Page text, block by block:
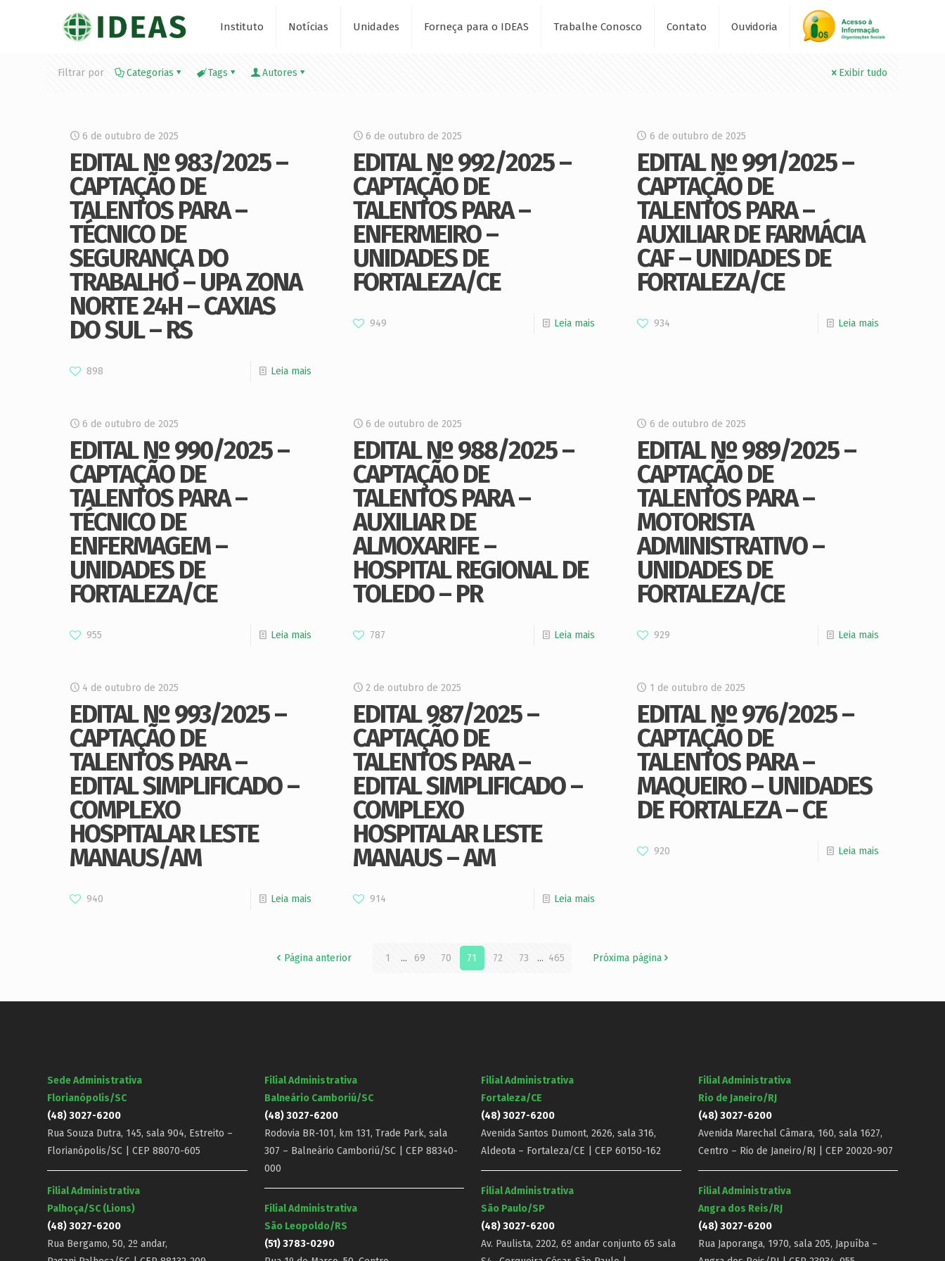
Instituto Notícias Unidades Forneça para o IDEAS Trabalhe Conosco Contato Ouvidoria
Filtrar por Categorias Tags Autores Exibir tudo
6 de outubro de 2025
EDITAL Nº 983/2025 –
CAPTAÇÃO DE
TALENTOS PARA –
TÉCNICO DE
SEGURANÇA DO
TRABALHO – UPA ZONA
NORTE 24H – CAXIAS
DO SUL – RS
898 Leia mais
6 de outubro de 2025
EDITAL Nº 992/2025 –
CAPTAÇÃO DE
TALENTOS PARA –
ENFERMEIRO –
UNIDADES DE
FORTALEZA/CE
949 Leia mais
6 de outubro de 2025
EDITAL Nº 991/2025 –
CAPTAÇÃO DE
TALENTOS PARA –
AUXILIAR DE FARMÁCIA
CAF – UNIDADES DE
FORTALEZA/CE
934 Leia mais
6 de outubro de 2025
EDITAL Nº 990/2025 –
CAPTAÇÃO DE
TALENTOS PARA –
TÉCNICO DE
ENFERMAGEM –
UNIDADES DE
FORTALEZA/CE
955 Leia mais
6 de outubro de 2025
EDITAL Nº 988/2025 –
CAPTAÇÃO DE
TALENTOS PARA –
AUXILIAR DE
ALMOXARIFE –
HOSPITAL REGIONAL DE
TOLEDO – PR
787 Leia mais
6 de outubro de 2025
EDITAL Nº 989/2025 –
CAPTAÇÃO DE
TALENTOS PARA –
MOTORISTA
ADMINISTRATIVO –
UNIDADES DE
FORTALEZA/CE
929 Leia mais
4 de outubro de 2025
EDITAL Nº 993/2025 –
CAPTAÇÃO DE
TALENTOS PARA –
EDITAL SIMPLIFICADO –
COMPLEXO
HOSPITALAR LESTE
MANAUS/AM
940 Leia mais
2 de outubro de 2025
EDITAL 987/2025 –
CAPTAÇÃO DE
TALENTOS PARA –
EDITAL SIMPLIFICADO –
COMPLEXO
HOSPITALAR LESTE
MANAUS – AM
914 Leia mais
1 de outubro de 2025
EDITAL Nº 976/2025 –
CAPTAÇÃO DE
TALENTOS PARA –
MAQUEIRO – UNIDADES
DE FORTALEZA – CE
920 Leia mais
Página anterior 1 ... 69 70 71 72 73 ... 465 Próxima página
Sede Administrativa
Florianópolis/SC
(48) 3027-6200
Rua Souza Dutra, 145, sala 904, Estreito –
Florianópolis/SC | CEP 88070-605
Filial Administrativa
Palhoça/SC (Lions)
(48) 3027-6200
Rua Bergamo, 50, 2º andar,
Filial Administrativa
Balneário Camboriú/SC
(48) 3027-6200
Rodovia BR-101, km 131, Trade Park, sala
307 – Balneário Camboriú/SC | CEP 88340-
000
Filial Administrativa
São Leopoldo/RS
(51) 3783-0290
Filial Administrativa
Fortaleza/CE
(48) 3027-6200
Avenida Santos Dumont, 2626, sala 316,
Aldeota – Fortaleza/CE | CEP 60150-162
Filial Administrativa
São Paulo/SP
(48) 3027-6200
Av. Paulista, 2202, 6º andar conjunto 65 sala
Filial Administrativa
Rio de Janeiro/RJ
(48) 3027-6200
Avenida Marechal Câmara, 160, sala 1627,
Centro – Rio de Janeiro/RJ | CEP 20020-907
Filial Administrativa
Angra dos Reis/RJ
(48) 3027-6200
Rua Japoranga, 1970, sala 205, Japuíba –